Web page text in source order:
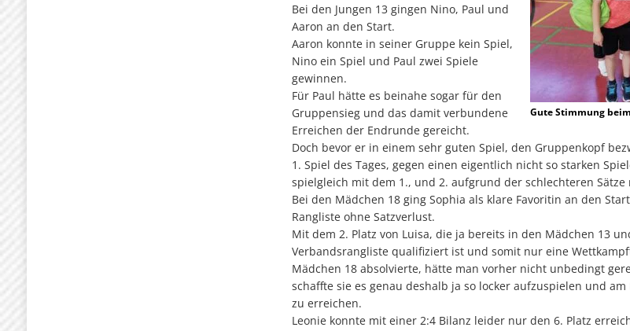
Gute Stimmung
Bei den Jungen 13 gingen Nino, Paul und
Aaron an den Start.
Aaron konnte in seiner Gruppe kein Spiel,
Nino ein Spiel und Paul zwei Spiele
gewinnen.
Für Paul hätte es beinahe sogar für den
Gruppensieg und das damit verbundene
Erreichen der Endrunde gereicht.
Doch bevor er in einem sehr guten Spiel, den Gruppenkopf
1. Spiel des Tages, gegen einen eigentlich nicht so starken
spielgleich mit dem 1., und 2. aufgrund der schlechteren Sätze
Bei den Mädchen 18 ging Sophia als klare Favoritin an den
Rangliste ohne Satzverlust.
Mit dem 2. Platz von Luisa, die ja bereits in den Mädchen 13
Verbandsrangliste qualifiziert ist und somit nur eine
Mädchen 18 absolvierte, hätte man vorher nicht unbedingt
schaffte sie es genau deshalb ja so locker aufzuspielen und
zu erreichen.
Leonie konnte mit einer 2:4 Bilanz leider nur den 6. Platz